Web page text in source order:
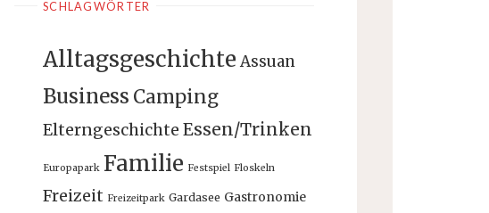
SCHLAGWÖRTER
Alltagsgeschichte Assuan
Business Camping
Elterngeschichte Essen/Trinken
Europapark Familie Festspiel Floskeln
Freizeit Freizeitpark Gardasee Gastronomie